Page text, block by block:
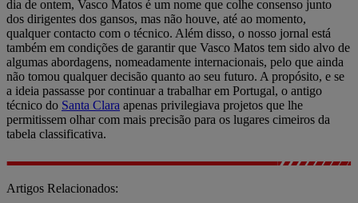
dia de ontem, Vasco Matos é um nome que colhe consenso junto
dos dirigentes dos gansos, mas não houve, até ao momento,
qualquer contacto com o técnico. Além disso, o nosso jornal está
também em condições de garantir que Vasco Matos tem sido alvo de
algumas abordagens, nomeadamente internacionais, pelo que ainda
não tomou qualquer decisão quanto ao seu futuro. A propósito, e se
a ideia passasse por continuar a trabalhar em Portugal, o antigo
técnico do Santa Clara apenas privilegiava projetos que lhe
permitissem olhar com mais precisão para os lugares cimeiros da
tabela classificativa.
Artigos Relacionados: